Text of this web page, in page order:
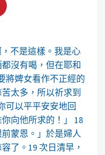
不是這樣。我是心
沒有喝，但在耶和
將婢女看作不正經的
太多，所以祈求到
可以平平安安地回
向他所求的！」 18
蒙恩。」於是婦人
了。19 次日清早，